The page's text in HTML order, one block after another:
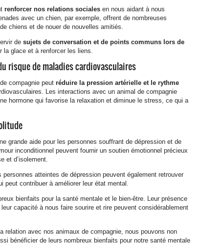
renforcer nos relations sociales en nous aidant à nous
avec un chien, par exemple, offrent de nombreuses
chiens et de nouer de nouvelles amitiés.
de sujets de conversation et de points communs lors de
la glace et à renforcer les liens.
risque de maladies cardiovasculaires
compagnie peut réduire la pression artérielle et le rythme
Les interactions avec un animal de compagnie
hormone qui favorise la relaxation et diminue le stress, ce qui a
grande aide pour les personnes souffrant de dépression et de
inconditionnel peuvent fournir un soutien émotionnel précieux
et d’isolement.
personnes atteintes de dépression peuvent également retrouver
peut contribuer à améliorer leur état mental.
bienfaits pour la santé mentale et le bien-être. Leur présence
capacité à nous faire sourire et rire peuvent considérablement
relation avec nos animaux de compagnie, nous pouvons non
bénéficier de leurs nombreux bienfaits pour notre santé mentale